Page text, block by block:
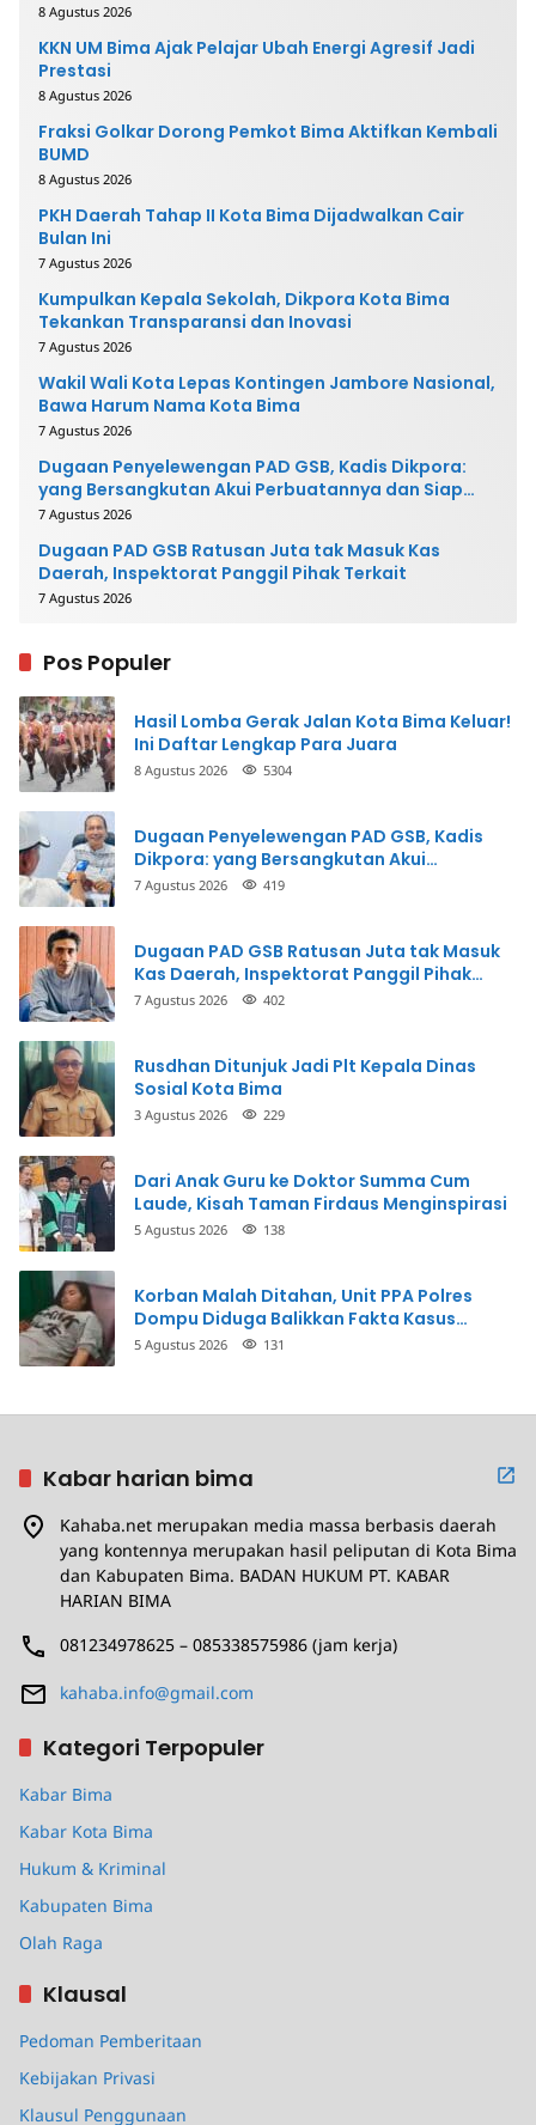
8 Agustus 2026
KKN UM Bima Ajak Pelajar Ubah Energi Agresif Jadi
Prestasi
8 Agustus 2026
Fraksi Golkar Dorong Pemkot Bima Aktifkan Kembali
BUMD
8 Agustus 2026
PKH Daerah Tahap II Kota Bima Dijadwalkan Cair
Bulan Ini
7 Agustus 2026
Kumpulkan Kepala Sekolah, Dikpora Kota Bima
Tekankan Transparansi dan Inovasi
7 Agustus 2026
Wakil Wali Kota Lepas Kontingen Jambore Nasional,
Bawa Harum Nama Kota Bima
7 Agustus 2026
Dugaan Penyelewengan PAD GSB, Kadis Dikpora:
yang Bersangkutan Akui Perbuatannya dan Siap
Mengembalikan Uang
7 Agustus 2026
Dugaan PAD GSB Ratusan Juta tak Masuk Kas
Daerah, Inspektorat Panggil Pihak Terkait
7 Agustus 2026
Pos Populer
Hasil Lomba Gerak Jalan Kota Bima Keluar!
Ini Daftar Lengkap Para Juara
8 Agustus 2026 5304
Dugaan Penyelewengan PAD GSB, Kadis
Dikpora: yang Bersangkutan Akui
Perbuatannya dan Siap Mengembalikan
7 Agustus 2026 419
Dugaan PAD GSB Ratusan Juta tak Masuk
Kas Daerah, Inspektorat Panggil Pihak
Terkait
7 Agustus 2026 402
Rusdhan Ditunjuk Jadi Plt Kepala Dinas
Sosial Kota Bima
3 Agustus 2026 229
Dari Anak Guru ke Doktor Summa Cum
Laude, Kisah Taman Firdaus Menginspirasi
5 Agustus 2026 138
Korban Malah Ditahan, Unit PPA Polres
Dompu Diduga Balikkan Fakta Kasus
Penganiayaan
5 Agustus 2026 131
Kabar harian bima
Kahaba.net merupakan media massa berbasis daerah
yang kontennya merupakan hasil peliputan di Kota Bima
dan Kabupaten Bima. BADAN HUKUM PT. KABAR
HARIAN BIMA
081234978625 – 085338575986 (jam kerja)
kahaba.info@gmail.com
Kategori Terpopuler
Kabar Bima
Kabar Kota Bima
Hukum & Kriminal
Kabupaten Bima
Olah Raga
Klausal
Pedoman Pemberitaan
Kebijakan Privasi
Klausul Penggunaan